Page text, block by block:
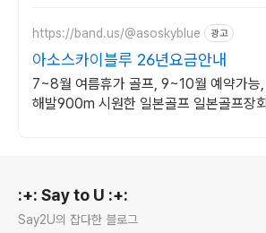
https://band.us/@asoskyblue 광고
아소스카이블루 26년요금안내
7~8월 여름휴가 골프, 9~10월 예약가능,
해발900m 시원한 일본골프 일본골프장회
:+: Say to U :+:
Say2U의 잡다한 블로그